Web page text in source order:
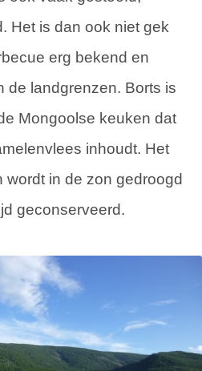
Het is dan ook niet gek
erg bekend en
de landgrenzen. Borts is
Mongoolse keuken dat
inhoudt. Het
in de zon gedroogd
geconserveerd.